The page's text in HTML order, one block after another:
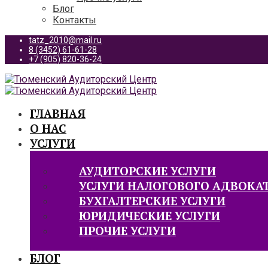
Блог
Контакты
tatz_2010@mail.ru
8 (3452) 61-61-28
+7 (905) 820-36-24
ГЛАВНАЯ
О НАС
УСЛУГИ
АУДИТОРСКИЕ УСЛУГИ
УСЛУГИ НАЛОГОВОГО
БУХГАЛТЕРСКИЕ УСЛУГИ
ЮРИДИЧЕСКИЕ УСЛУГИ
ПРОЧИЕ УСЛУГИ
БЛОГ